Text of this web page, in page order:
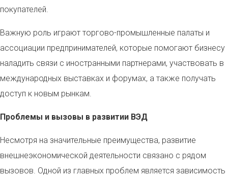
покупателей.
Важную роль играют торгово-промышленные палаты и
ассоциации предпринимателей, которые помогают бизнесу
наладить связи с иностранными партнерами, участвовать в
международных выставках и форумах, а также получать
доступ к новым рынкам.
Проблемы и вызовы в развитии ВЭД
Несмотря на значительные преимущества, развитие
внешнеэкономической деятельности связано с рядом
вызовов. Одной из главных проблем является зависимость